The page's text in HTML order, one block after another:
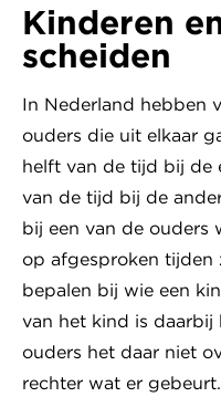
Kinderen
scheiden
In Nederland hebben
ouders die uit elkaar
helft van de tijd bij de
van de tijd bij de
bij een van de ouders
op afgesproken tijden
bepalen bij wie een
van het kind is daarbij
ouders het daar niet
rechter wat er